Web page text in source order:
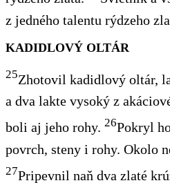
z jedného talentu rýdzeho
KADIDLOVÝ OLTÁR
25Zhotovil kadidlový oltár,
a dva lakte vysoký z
boli aj jeho rohy. 26Pokryl
povrch, steny i rohy. Okolo
27Pripevnil naň dva zlaté